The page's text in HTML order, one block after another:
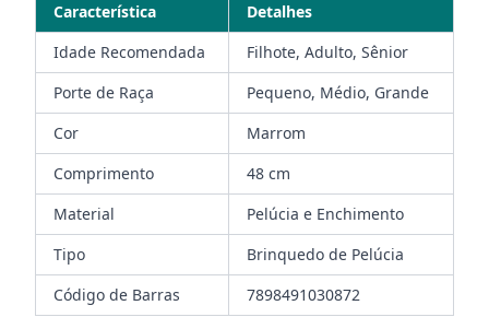
Característica
Detalhes
Idade Recomendada
Filhote, Adulto, Sênior
Porte de Raça
Pequeno, Médio, Grande
Cor
Marrom
Comprimento
48 cm
Material
Pelúcia e Enchimento
Tipo
Brinquedo de Pelúcia
Código de Barras
7898491030872